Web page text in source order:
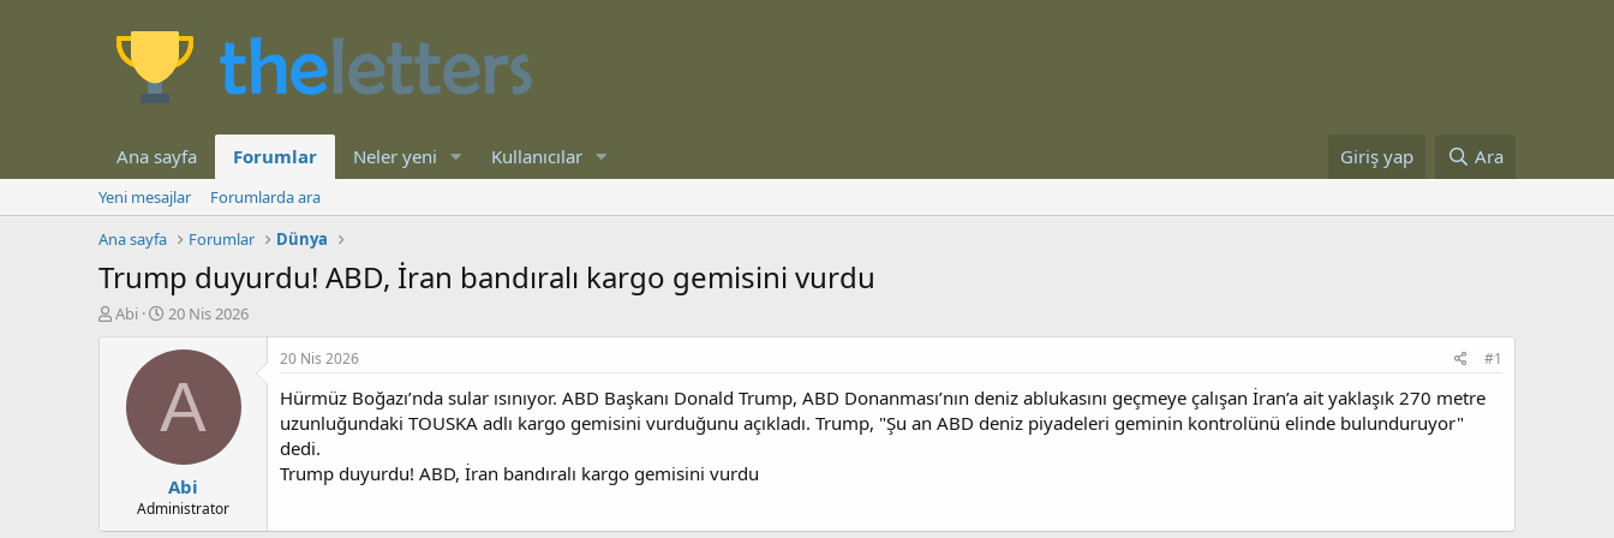
Ana sayfa Forumlar Neler yeni Kullanıcılar Giriş yap Ara
Yeni mesajlar
Forumlarda ara
Ana sayfa
Forumlar Dünya
Trump duyurdu! ABD, İran bandıralı kargo gemisini vurdu
K
l
Abi
B
ş
a
n
ı
ç
t
a
20 Nis 2026
A
Abi
Administrator
20 Nis 2026 #1
Hürmüz Boğazı’nda sular ısınıyor. ABD Başkanı Donald Trump, ABD Donanması’nın deniz ablukasını geçmeye çalışan İran’a ait yaklaşık 270 metre
uzunluğundaki TOUSKA adlı kargo gemisini vurduğunu açıkladı. Trump, "Şu an ABD deniz piyadeleri geminin kontrolünü elinde bulunduruyor"
dedi.
Trump duyurdu! ABD, İran bandıralı kargo gemisini vurdu